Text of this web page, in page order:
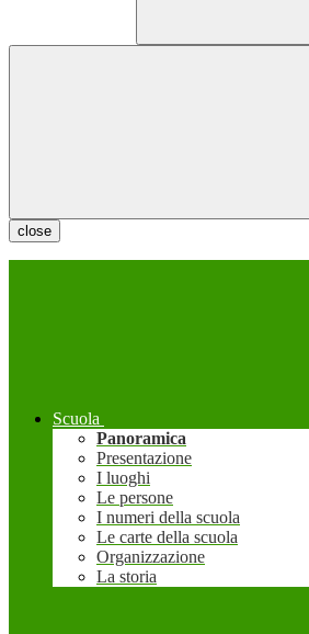
close
Scuola
Panoramica
Presentazione
I luoghi
Le persone
I numeri della scuola
Le carte della scuola
Organizzazione
La storia